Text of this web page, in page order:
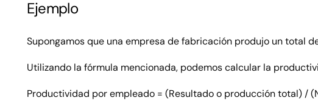
Ejemplo
Supongamos que una empresa de fabricación produjo un total
Utilizando la fórmula mencionada, podemos calcular la
Productividad por empleado = (Resultado o producción total) /